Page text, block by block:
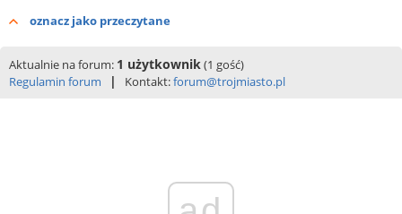
oznacz jako przeczytane
Aktualnie na forum: 1 użytkownik(1 gość)
Regulamin forum
| Kontakt:forum@trojmiasto.pl